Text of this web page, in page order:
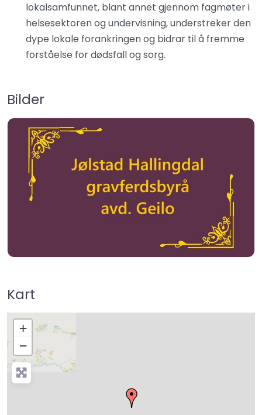
lokalsamfunnet, blant annet gjennom fagmøter i
helsesektoren og undervisning, understreker den
dype lokale forankringen og bidrar til å fremme
forståelse for dødsfall og sorg.
Bilder
Kart
+
−